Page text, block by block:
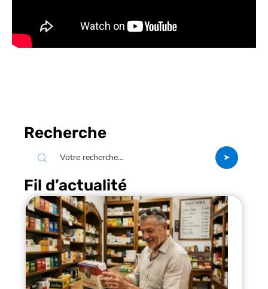
Recherche
Fil d’actualité